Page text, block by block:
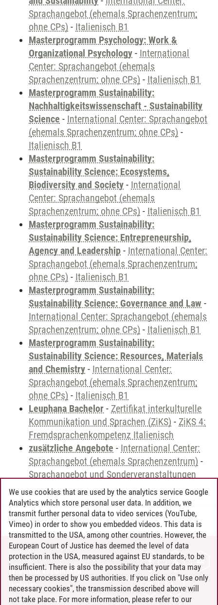
Sprachangebot (ehemals Sprachenzentrum;
ohne CPs) - Italienisch B1
Masterprogramm Psychology: Work &
Organizational Psychology - International
Center: Sprachangebot (ehemals
Sprachenzentrum; ohne CPs) - Italienisch B1
Masterprogramm Sustainability:
Nachhaltigkeitswissenschaft - Sustainability
Science - International Center: Sprachangebot
(ehemals Sprachenzentrum; ohne CPs) -
Italienisch B1
Masterprogramm Sustainability:
Sustainability Science: Ecosystems,
Biodiversity and Society - International
Center: Sprachangebot (ehemals
Sprachenzentrum; ohne CPs) - Italienisch B1
Masterprogramm Sustainability:
Sustainability Science: Entrepreneurship,
Agency and Leadership - International Center:
Sprachangebot (ehemals Sprachenzentrum;
ohne CPs) - Italienisch B1
Masterprogramm Sustainability:
Sustainability Science: Governance and Law -
International Center: Sprachangebot (ehemals
Sprachenzentrum; ohne CPs) - Italienisch B1
Masterprogramm Sustainability:
Sustainability Science: Resources, Materials
and Chemistry - International Center:
Sprachangebot (ehemals Sprachenzentrum;
ohne CPs) - Italienisch B1
Leuphana Bachelor - Zertifikat interkulturelle
Kommunikation und Sprachen (ZiKS) - ZiKS 4:
Fremdsprachenkompetenz Italienisch
zusätzliche Angebote - International Center:
Sprachangebot (ehemals Sprachenzentrum) -
Sprachangebot und Sonderveranstaltungen
Andreea Tribel 30.06.2024
CONTACT
LEUPHANA AS EMPLOYER
INTRANET
SITE NOTICE
We use cookies that are used by the analytics service Google
Analytics which store personal user data. In addition, we
transmit further personal data to video services (YouTube,
Vimeo) in order to show you embedded videos. This data is
transmitted to the USA, among other countries. However, the
European Court of Justice has deemed the level of data
protection in the USA, measured against EU standards, to be
insufficient. There is also the possibility that your data may
then be processed by US authorities. If you click on "Use only
necessary cookies", the transmission described above will
not take place. For more information, please refer to our